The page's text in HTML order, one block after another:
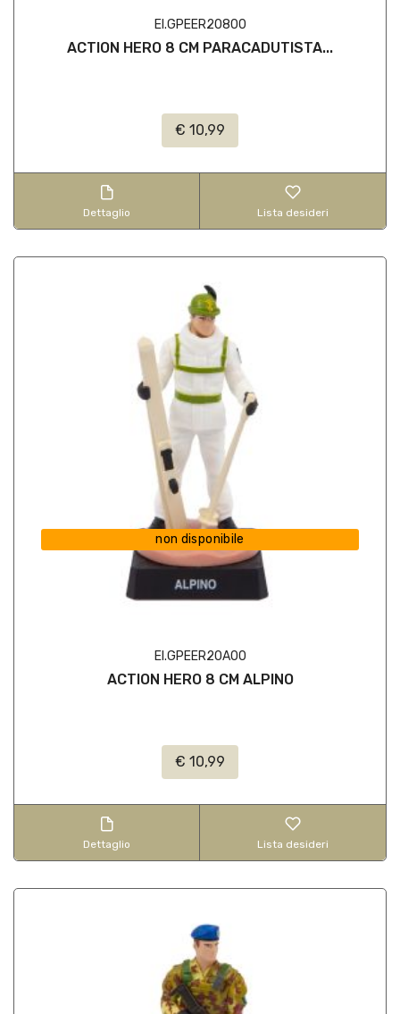
EI.GPEER20800
ACTION HERO 8 CM PARACADUTISTA...
€ 10,99
Dettaglio Lista desideri
non disponibile
EI.GPEER20A00
ACTION HERO 8 CM ALPINO
€ 10,99
Dettaglio Lista desideri